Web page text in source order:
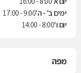
ימים ב' - ה'9:00 - 17:00
יום ו'8:00 - 14:00
מפה